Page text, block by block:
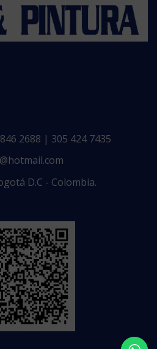
2688 | 305 424 7435
D.C - Colombia.